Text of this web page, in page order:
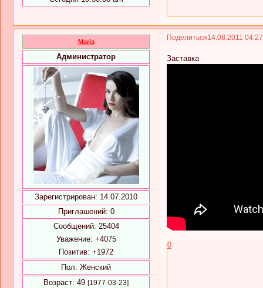
Поделиться14.08.2011
Maria
Администратор
Зарегистрирован: 14.07.2010
Приглашений: 0
Сообщений: 25404
Уважение: +4075
Позитив: +1972
Пол: Женский
Возраст: 49 [1977-03-23]
Заставка
0